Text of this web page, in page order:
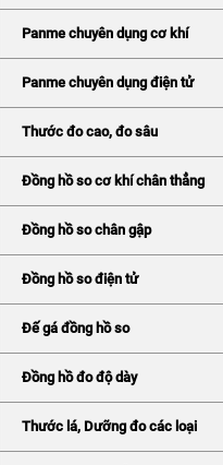
Panme chuyên dụng cơ khí
Panme chuyên dụng điện tử
Thước đo cao, đo sâu
Đồng hồ so cơ khí chân thẳng
Đồng hồ so chân gập
Đồng hồ so điện tử
Đế gá đồng hồ so
Đồng hồ đo độ dày
Thước lá, Dưỡng đo các loại